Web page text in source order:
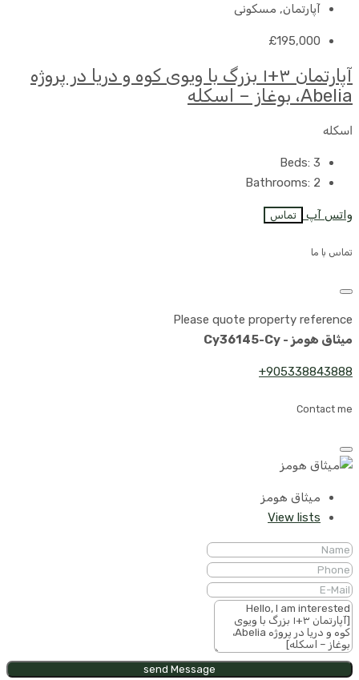
آپارتمان, مسکونی
£195,000
آپارتمان ۳+۱ بزرگ با ویوی کوه و دریا در پروژه
Abelia، بوغاز – اسکله
اسکله
Beds: 3
Bathrooms: 2
واتس آپ تماس
تماس با ما
Please quote property reference
میثاق هومز - Cy36145-Cy
905338843888+
Contact me
میثاق هومز
View lists
send Message